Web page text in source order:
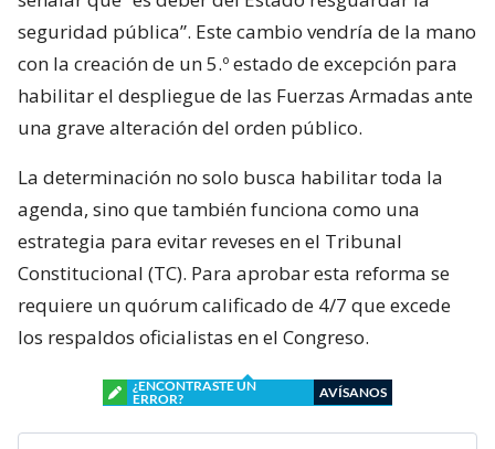
seguridad pública”. Este cambio vendría de la mano
con la creación de un 5.º estado de excepción para
habilitar el despliegue de las Fuerzas Armadas ante
una grave alteración del orden público.
La determinación no solo busca habilitar toda la
agenda, sino que también funciona como una
estrategia para evitar reveses en el Tribunal
Constitucional (TC). Para aprobar esta reforma se
requiere un quórum calificado de 4/7 que excede
los respaldos oficialistas en el Congreso.
¿ENCONTRASTE UN
ERROR?
AVÍSANOS